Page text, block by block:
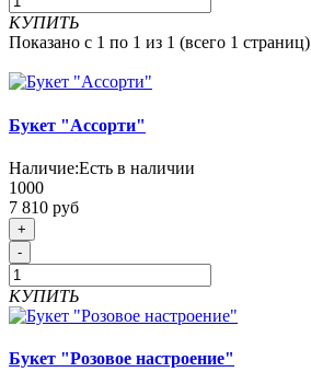
КУПИТЬ
Показано с 1 по 1 из 1 (всего 1 страниц)
Букет "Ассорти"
Наличие:Есть в наличии
1000
7 810 руб
+
-
КУПИТЬ
Букет "Розовое настроение"